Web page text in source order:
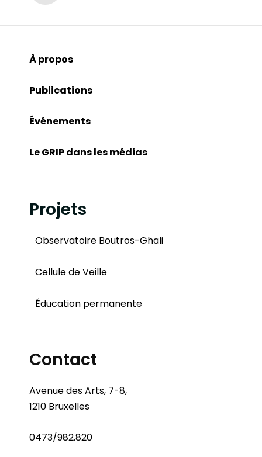
À propos
Publications
Événements
Le GRIP dans les médias
Projets
Observatoire Boutros-Ghali
Cellule de Veille
Éducation permanente
Contact
Avenue des Arts, 7-8,
1210 Bruxelles
0473/982.820